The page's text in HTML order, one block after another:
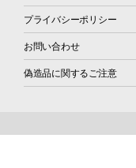
プライバシーポリシー
お問い合わせ
偽造品に関するご注意